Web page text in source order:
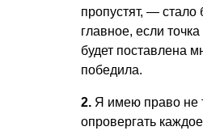
пропустят, —
главное, если
будет поставлена
победила.
2. Я имею право не
опровергать